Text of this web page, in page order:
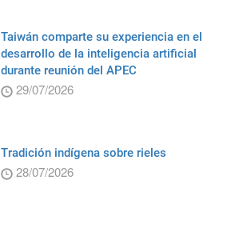
Taiwán comparte su experiencia en el
desarrollo de la inteligencia artificial
durante reunión del APEC
29/07/2026
Tradición indígena sobre rieles
28/07/2026